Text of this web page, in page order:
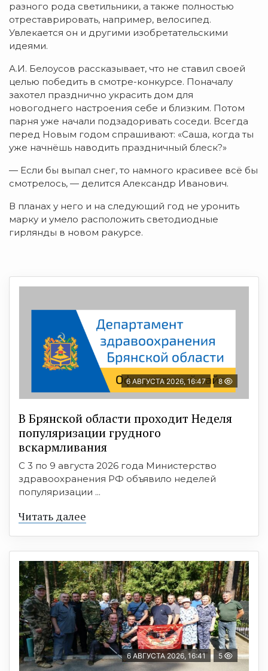
разного рода светильники, а также полностью
отреставрировать, например, велосипед.
Увлекается он и другими изобретательскими
идеями.
А.И. Белоусов рассказывает, что не ставил своей
целью победить в смотре-конкурсе. Поначалу
захотел празднично украсить дом для
новогоднего настроения себе и близким. Потом
парня уже начали подзадоривать соседи. Всегда
перед Новым годом спрашивают: «Саша, когда ты
уже начнёшь наводить праздничный блеск?»
— Если бы выпал снег, то намного красивее всё бы
смотрелось, — делится Александр Иванович.
В планах у него и на следующий год не уронить
марку и умело расположить светодиодные
гирлянды в новом ракурсе.
6 АВГУСТА 2026, 16:47 8
В Брянской области проходит Неделя
популяризации грудного
вскармливания
С 3 по 9 августа 2026 года Министерство
здравоохранения РФ объявило неделей
популяризации ...
Читать далее
6 АВГУСТА 2026, 16:41 5